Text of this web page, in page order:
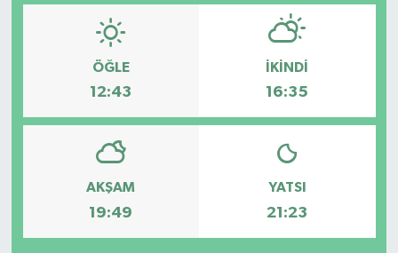
ÖĞLE
12:43
İKINDI
16:35
AKŞAM
19:49
YATSI
21:23